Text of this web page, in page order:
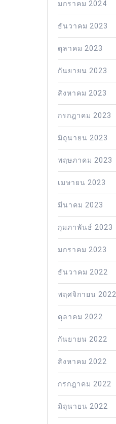
มกราคม 2024
ธันวาคม 2023
ตุลาคม 2023
กันยายน 2023
สิงหาคม 2023
กรกฎาคม 2023
มิถุนายน 2023
พฤษภาคม 2023
เมษายน 2023
มีนาคม 2023
กุมภาพันธ์ 2023
มกราคม 2023
ธันวาคม 2022
พฤศจิกายน 2022
ตุลาคม 2022
กันยายน 2022
สิงหาคม 2022
กรกฎาคม 2022
มิถุนายน 2022